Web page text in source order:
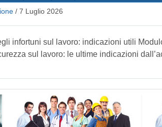
/ 7 Luglio 2026
infortuni sul lavoro: indicazioni utili
sul lavoro: le ultime indicazioni